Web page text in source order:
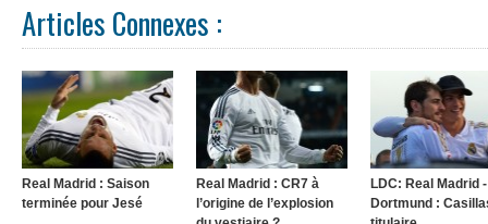
Articles Connexes :
Real Madrid : Saison
terminée pour Jesé
Real Madrid : CR7 à
l’origine de l’explosion
LDC: Real Madrid -
Dortmund :